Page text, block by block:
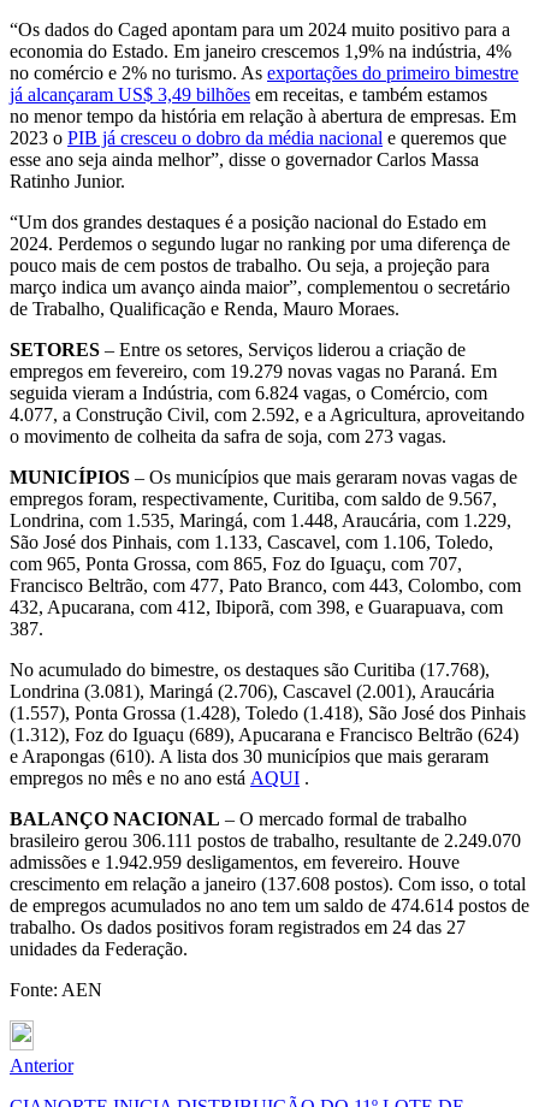
“Os dados do Caged apontam para um 2024 muito positivo para a
economia do Estado. Em janeiro crescemos 1,9% na indústria, 4%
no comércio e 2% no turismo. As exportações do primeiro bimestre
já alcançaram US$ 3,49 bilhões em receitas, e também estamos
no menor tempo da história em relação à abertura de empresas. Em
2023 o PIB já cresceu o dobro da média nacional e queremos que
esse ano seja ainda melhor”, disse o governador Carlos Massa
Ratinho Junior.
“Um dos grandes destaques é a posição nacional do Estado em
2024. Perdemos o segundo lugar no ranking por uma diferença de
pouco mais de cem postos de trabalho. Ou seja, a projeção para
março indica um avanço ainda maior”, complementou o secretário
de Trabalho, Qualificação e Renda, Mauro Moraes.
SETORES – Entre os setores, Serviços liderou a criação de
empregos em fevereiro, com 19.279 novas vagas no Paraná. Em
seguida vieram a Indústria, com 6.824 vagas, o Comércio, com
4.077, a Construção Civil, com 2.592, e a Agricultura, aproveitando
o movimento de colheita da safra de soja, com 273 vagas.
MUNICÍPIOS – Os municípios que mais geraram novas vagas de
empregos foram, respectivamente, Curitiba, com saldo de 9.567,
Londrina, com 1.535, Maringá, com 1.448, Araucária, com 1.229,
São José dos Pinhais, com 1.133, Cascavel, com 1.106, Toledo,
com 965, Ponta Grossa, com 865, Foz do Iguaçu, com 707,
Francisco Beltrão, com 477, Pato Branco, com 443, Colombo, com
432, Apucarana, com 412, Ibiporã, com 398, e Guarapuava, com
387.
No acumulado do bimestre, os destaques são Curitiba (17.768),
Londrina (3.081), Maringá (2.706), Cascavel (2.001), Araucária
(1.557), Ponta Grossa (1.428), Toledo (1.418), São José dos Pinhais
(1.312), Foz do Iguaçu (689), Apucarana e Francisco Beltrão (624)
e Arapongas (610). A lista dos 30 municípios que mais geraram
empregos no mês e no ano está AQUI .
BALANÇO NACIONAL – O mercado formal de trabalho
brasileiro gerou 306.111 postos de trabalho, resultante de 2.249.070
admissões e 1.942.959 desligamentos, em fevereiro. Houve
crescimento em relação a janeiro (137.608 postos). Com isso, o total
de empregos acumulados no ano tem um saldo de 474.614 postos de
trabalho. Os dados positivos foram registrados em 24 das 27
unidades da Federação.
Fonte: AEN
Anterior